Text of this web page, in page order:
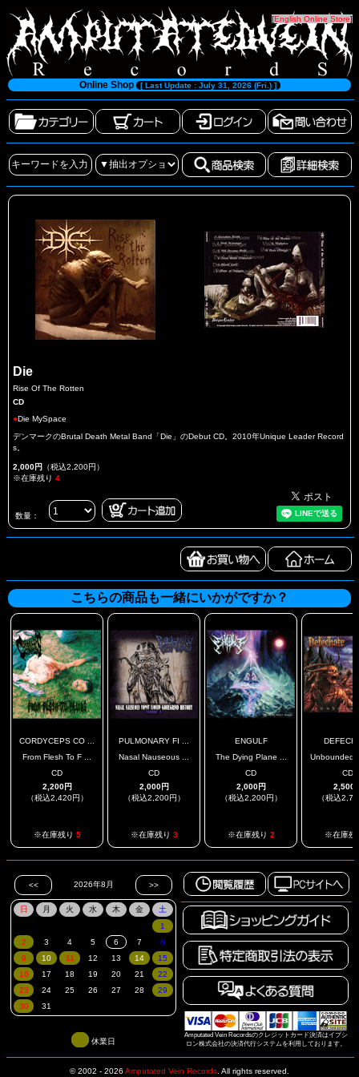
[English Online Store]
Online Shop [ Last Update : July 31, 2026 (Fri.) ]
Die
Rise Of The Rotten
CD
●Die MySpace
デンマークのBrutal Death Metal Band「Die」のDebut CD。2010年Unique Leader Record
s。
2,000円 （税込2,200円）
※在庫残り 4
数量：
こちらの商品も一緒にいかがですか？
CORDYCEPS CO ...
From Flesh To F ...
CD
2,200円
（税込2,420円）
※在庫残り 5
PULMONARY FI ...
Nasal Nauseous ...
CD
2,000円
（税込2,200円）
※在庫残り 3
ENGULF
The Dying Plane ...
CD
2,000円
（税込2,200円）
※在庫残り 2
Unbounded
CD
2,500
（税込
※在庫残
Amputated Vein Recordsのクレジットカード決済はイプシ
ロン株式会社の決済代行システムを利用しております。
休業日
© 2002 - 2026 Amputated Vein Records All rights reserved.